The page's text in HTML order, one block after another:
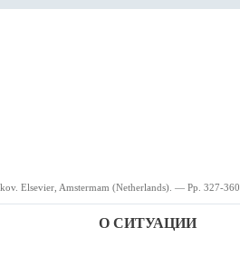
Elsevier, Amstermam (Netherlands). — Pp. 327-360.
О СИТУАЦИИ